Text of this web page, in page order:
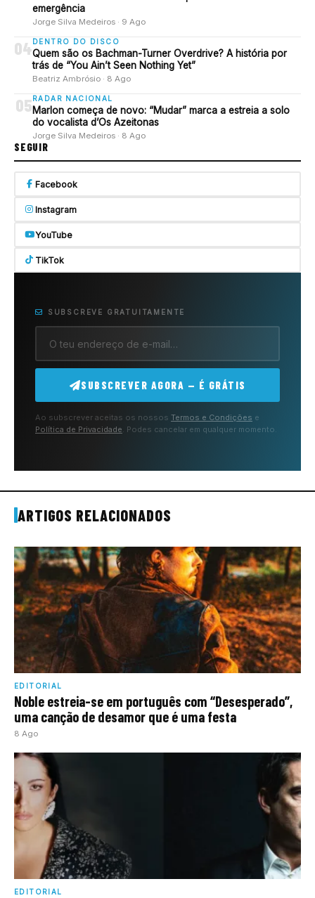
emergência
Jorge Silva Medeiros · 9 Ago
04 DENTRO DO DISCO
Quem são os Bachman-Turner Overdrive? A história por
trás de “You Ain’t Seen Nothing Yet”
Beatriz Ambrósio · 8 Ago
05 RADAR NACIONAL
Marlon começa de novo: “Mudar” marca a estreia a solo
do vocalista d’Os Azeitonas
Jorge Silva Medeiros · 8 Ago
SEGUIR
Facebook
Instagram
YouTube
TikTok
SUBSCREVE GRATUITAMENTE
SUBSCREVER AGORA — É GRÁTIS
Ao subscrever aceitas os nossos Termos e Condições e
Política de Privacidade. Podes cancelar em qualquer momento.
ARTIGOS RELACIONADOS
EDITORIAL
Noble estreia-se em português com “Desesperado”,
uma canção de desamor que é uma festa
8 Ago
EDITORIAL